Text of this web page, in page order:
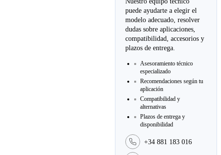
puede ayudarte a elegir el
modelo adecuado, resolver
dudas sobre aplicaciones,
compatibilidad, accesorios y
plazos de entrega.
Asesoramiento técnico
especializado
Recomendaciones según tu
aplicación
Compatibilidad y
alternativas
Plazos de entrega y
disponibilidad
+34 881 183 016